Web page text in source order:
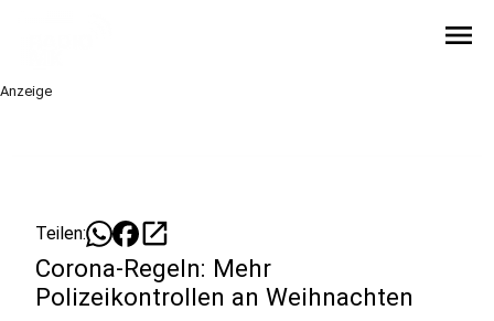
menu
Anzeige
Teilen: open_in_new
Corona-Regeln: Mehr
Polizeikontrollen an Weihnachten